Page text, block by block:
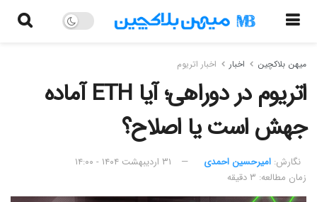
میهن بلاکچین اخبار اخبار اتریوم
اتریوم در دوراهی؛ آیا ETH آماده
جهش است یا اصلاح؟
نگارش:‌ امیرحسین احمدی
۳۱ اردیبهشت ۱۴۰۴ - ۱۴:۰۰
زمان مطالعه: ۳ دقیقه